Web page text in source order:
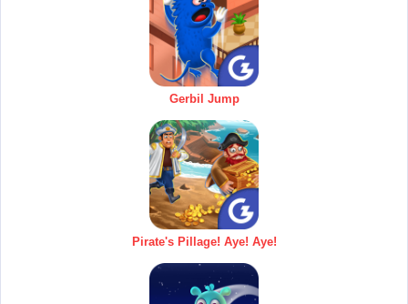
Gerbil Jump
Pirate's Pillage! Aye! Aye!